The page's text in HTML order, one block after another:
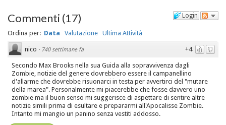
Login
Commenti (17)
Ordina per: Data Valutazione Ultima Attività
+4
nico · 740 settimane fa
Secondo Max Brooks nella sua Guida alla sopravvivenza dagli
Zombie, notizie del genere dovrebbero essere il campanellino
d'allarme che dovrebbe risuonarci in testa per avvertirci del "mutare
della marea". Personalmente mi piacerebbe che fosse davvero uno
zombie ma il buon senso mi suggerisce di aspettare di sentire altre
notizie simili prima di esultare e prepararmi all'Apocalisse Zombie.
Intanto mi mangio un panino senza vestiti addosso.